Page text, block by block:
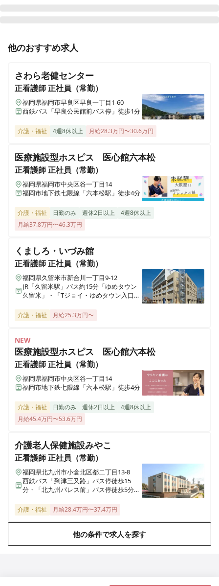
さわやか横浜栄館
さわやか新居浜館デイサービスセンター
愛媛県新居浜市東田3丁目乙11-77
福岡県北九州市若松区浜町1丁目11番13号
さわやか春日館
福岡県春日市上白水4-11
さわやか宗像館
福岡県宗像市石丸1丁目13-2
福岡県宗像市自由ヶ丘2丁目17－1
さわやかふか家の里
埼玉県深谷市国済寺461-4
さわやかひめじ館
兵庫県姫路市大津区勘兵衛町2丁目203-4
さわやかなすしおばら館
栃木県那須塩原市西朝日町3番4号
さわやかながれやま館
さわやかそう花の里
さわやかさくら山荘
福岡県北九州市八幡西区清納2丁目11-13
福岡県北九州市若松区高須東3丁目4番30号
准看護師 正社員（常勤）
【北九州市小倉北区】ショートステイでのお仕事◎マイ
他のおすすめ求人
さわら老健センター
正看護師正社員（常勤）
福岡県福岡市早良区早良一丁目1-60
西鉄バス「早良公民館前バス停」徒歩1分
介護・福祉 4週8休以上 月給28.3万円〜30.6万円
医療施設型ホスピス 医心館六本松
正看護師正社員（常勤）
福岡県福岡市中央区谷一丁目14
福岡市地下鉄七隈線「六本松駅」徒歩4分
介護・福祉 日勤のみ 週休2日以上
4週8休以上
月給37.8万円〜46.3万円
くましろ・いづみ館
正看護師正社員（常勤）
福岡県久留米市新合川一丁目9-12
JR「久留米駅」バス約15分「ゆめタウン
久留米」・「Tジョイ・ゆめタウン入口」
介護・福祉 月給25.3万円〜
NEW
医療施設型ホスピス 医心館六本松
正看護師正社員（常勤）
福岡県福岡市中央区谷一丁目14
福岡市地下鉄七隈線「六本松駅」徒歩4分
介護・福祉 日勤のみ 週休2日以上
4週8休以上
月給45.4万円〜53.6万円
介護老人保健施設みやこ
正看護師正社員（常勤）
福岡県北九州市小倉北区都二丁目13-8
西鉄バス「到津三又路」バス停徒歩15
分・「北九州パレス前」バス停徒歩5分、
介護・福祉 月給28.4万円〜37.4万円
他の条件で求人を探す